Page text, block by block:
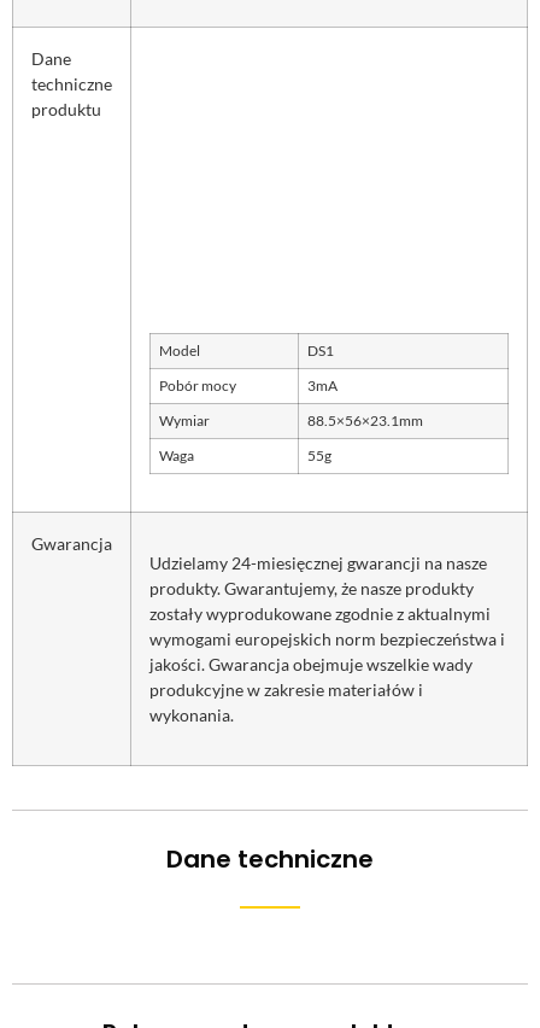
Dane
techniczne
produktu
Model DS1
Pobór mocy 3mA
Wymiar 88.5×56×23.1mm
Waga 55g
Gwarancja
Udzielamy 24-miesięcznej gwarancji na nasze
produkty. Gwarantujemy, że nasze produkty
zostały wyprodukowane zgodnie z aktualnymi
wymogami europejskich norm bezpieczeństwa i
jakości. Gwarancja obejmuje wszelkie wady
produkcyjne w zakresie materiałów i
wykonania.
Dane techniczne